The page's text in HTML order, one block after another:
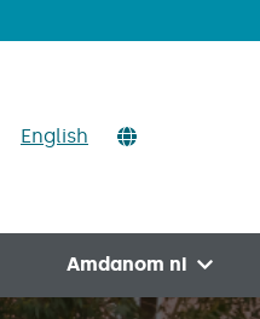
English
Amdanom ni
Open